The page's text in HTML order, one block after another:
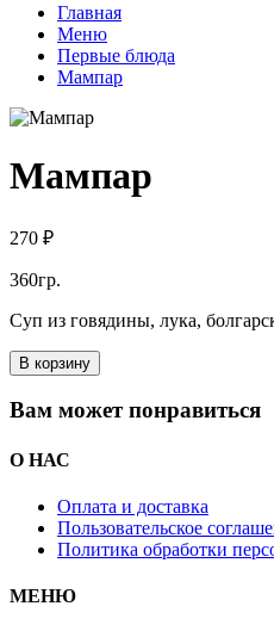
Главная
Меню
Первые блюда
Мампар
Мампар
270 ₽
360гр.
Суп из говядины, лука,
В корзину
Вам может понравиться
О НАС
Оплата и доставка
Пользовательское
Политика обработки
МЕНЮ